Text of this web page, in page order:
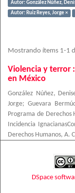
Autor: González Núñez,
Autor: Ruiz Reyes, Jorge ×
Mostrando ítems 1-1
Violencia y terror
en México
González Núñez,
Jorge; Guevara
Programa de Derechos
Incidencia
Derechos Humanos, A.
DSpace